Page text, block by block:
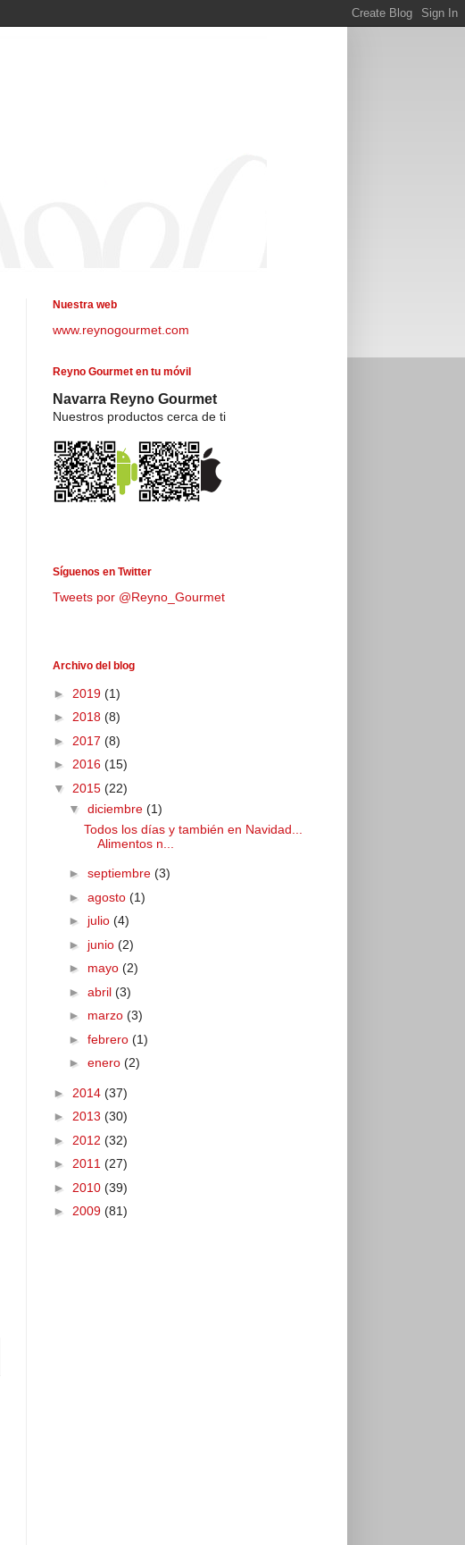
Nuestra web
www.reynogourmet.com
Reyno Gourmet en tu móvil
Navarra Reyno Gourmet
Nuestros productos cerca de ti
Síguenos en Twitter
Tweets por @Reyno_Gourmet
Archivo del blog
► 2019 (1)
► 2018 (8)
► 2017 (8)
► 2016 (15)
▼ 2015 (22)
▼ diciembre (1)
Todos los días y también en Navidad...
Alimentos n...
► septiembre (3)
► agosto (1)
► julio (4)
► junio (2)
► mayo (2)
► abril (3)
► marzo (3)
► febrero (1)
► enero (2)
► 2014 (37)
► 2013 (30)
► 2012 (32)
► 2011 (27)
► 2010 (39)
► 2009 (81)